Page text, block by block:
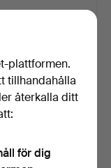
plattformen.
tillhandahålla
återkalla ditt
för dig